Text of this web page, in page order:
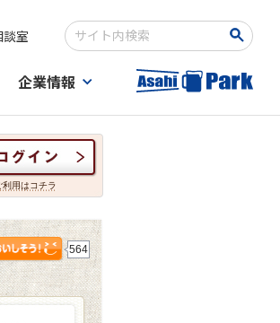
談室
検索キーワード入力
企業情報
利用はコチラ
564